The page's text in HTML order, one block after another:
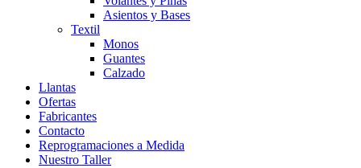
Asientos y Bases
Textil
Monos
Guantes
Calzado
Llantas
Ofertas
Fabricantes
Contacto
Reprogramaciones a Medida
Nuestro Taller